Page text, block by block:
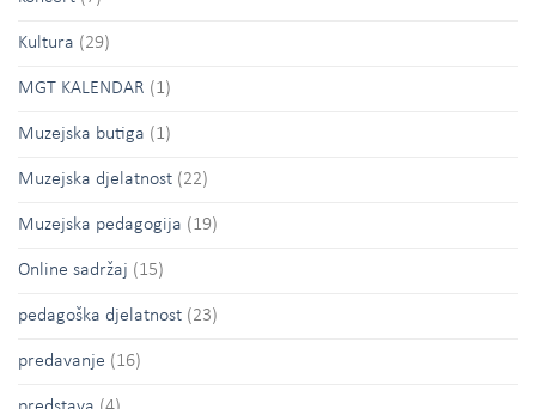
Kultura (29)
MGT KALENDAR (1)
Muzejska butiga (1)
Muzejska djelatnost (22)
Muzejska pedagogija (19)
Online sadržaj (15)
pedagoška djelatnost (23)
predavanje (16)